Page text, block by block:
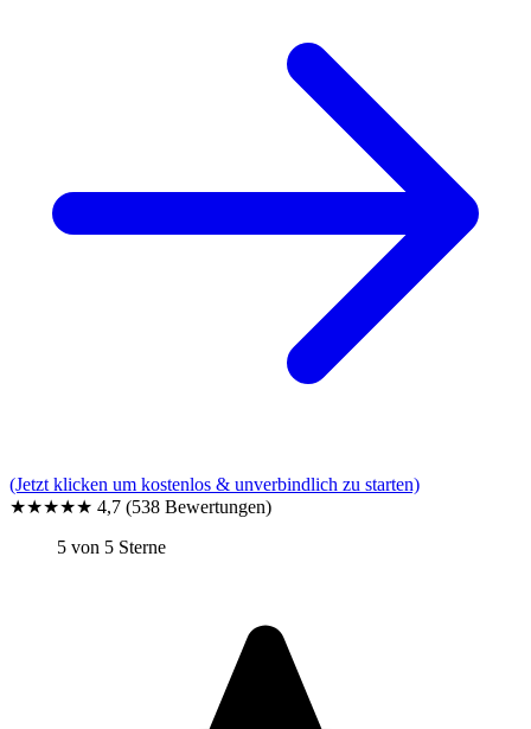
(Jetzt klicken um kostenlos & unverbindlich zu starten)
★★★★★ 4,7 (538 Bewertungen)
5 von 5 Sterne